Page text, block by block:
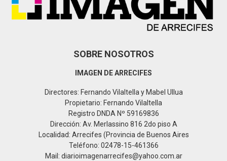
SOBRE NOSOTROS
IMAGEN DE ARRECIFES
Directores: Fernando Vilaltella y Mabel Ullua
Propietario: Fernando Vilaltella
Registro DNDA Nº 59169836
Dirección: Av. Merlassino 816 2do piso A
Localidad: Arrecifes (Provincia de Buenos Aires
Teléfono: 02478-15-461366
Mail: diarioimagenarrecifes@yahoo.com.ar